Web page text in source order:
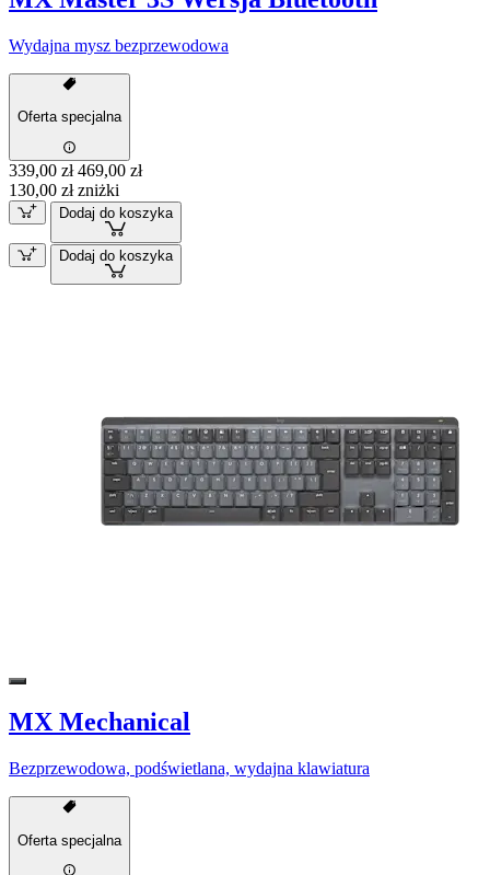
Wydajna mysz bezprzewodowa
Oferta specjalna
339,00 zł 469,00 zł
130,00 zł zniżki
Dodaj do koszyka
Dodaj do koszyka
MX Mechanical
Bezprzewodowa, podświetlana, wydajna klawiatura
Oferta specjalna